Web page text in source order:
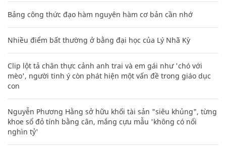
Bảng công thức đạo hàm nguyên hàm cơ bản cần nhớ
Nhiều điểm bất thường ở bằng đại học của Lý Nhã Kỳ
Clip lột tả chân thực cảnh anh trai và em gái như 'chó với
mèo', người tinh ý còn phát hiện một vấn đề trong giáo dục
con
Nguyễn Phương Hằng sở hữu khối tài sản "siêu khủng", từng
khoe sổ đỏ tính bằng cân, mắng cựu mẫu 'không có nổi
nghìn tỷ'